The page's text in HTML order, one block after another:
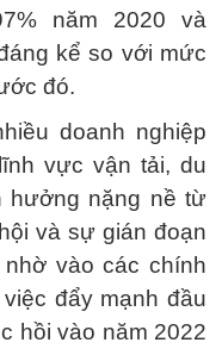
năm 2020 và
kể so với mức
đó.
doanh nghiệp
vực vận tải, du
hưởng nặng nề từ
và sự gián đoạn
vào các chính
đẩy mạnh đầu
hồi vào năm 2022